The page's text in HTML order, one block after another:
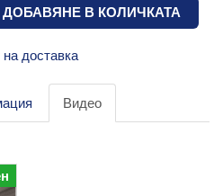
ДОБАВЯНЕ В КОЛИЧКАТА
доставка
Видео